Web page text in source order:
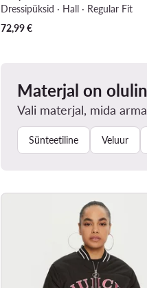
Dressipüksid · Hall · Regular Fit
72,99€
Materjal on
Vali materjal, mida
Sünteetiline Veluur